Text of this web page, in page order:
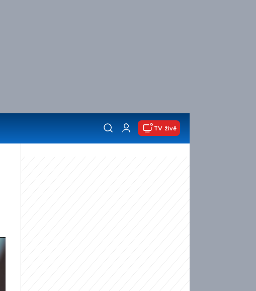
TV živě